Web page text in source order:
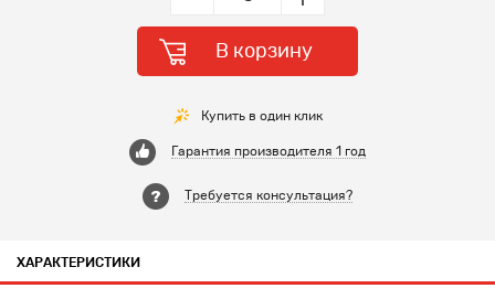
В корзину
Купить в один клик
Гарантия производителя 1 год
Требуется консультация?
ХАРАКТЕРИСТИКИ